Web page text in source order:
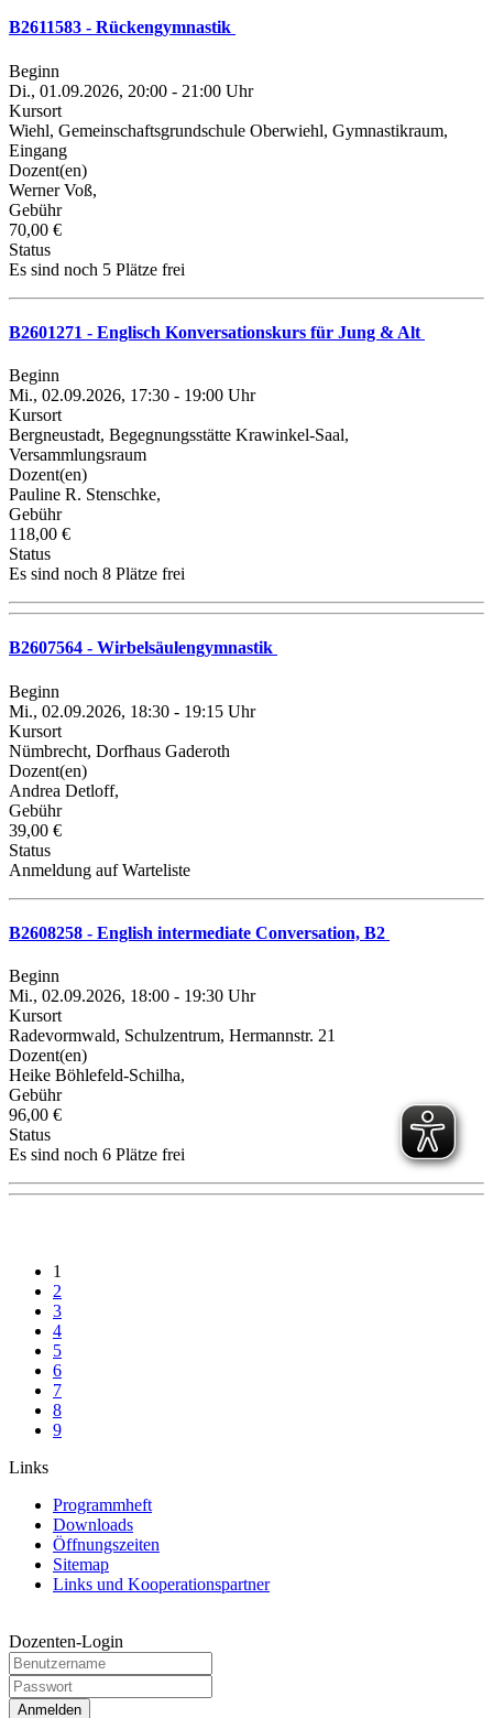
B2611583 - Rückengymnastik
Beginn
Di., 01.09.2026, 20:00 - 21:00 Uhr
Kursort
Wiehl, Gemeinschaftsgrundschule Oberwiehl, Gymnastikraum,
Eingang
Dozent(en)
Werner Voß,
Gebühr
70,00 €
Status
Es sind noch 5 Plätze frei
B2601271 - Englisch Konversationskurs für Jung & Alt
Beginn
Mi., 02.09.2026, 17:30 - 19:00 Uhr
Kursort
Bergneustadt, Begegnungsstätte Krawinkel-Saal,
Versammlungsraum
Dozent(en)
Pauline R. Stenschke,
Gebühr
118,00 €
Status
Es sind noch 8 Plätze frei
B2607564 - Wirbelsäulengymnastik
Beginn
Mi., 02.09.2026, 18:30 - 19:15 Uhr
Kursort
Nümbrecht, Dorfhaus Gaderoth
Dozent(en)
Andrea Detloff,
Gebühr
39,00 €
Status
Anmeldung auf Warteliste
B2608258 - English intermediate Conversation, B2
Beginn
Mi., 02.09.2026, 18:00 - 19:30 Uhr
Kursort
Radevormwald, Schulzentrum, Hermannstr. 21
Dozent(en)
Heike Böhlefeld-Schilha,
Gebühr
96,00 €
Status
Es sind noch 6 Plätze frei
1
2
3
4
5
6
7
8
9
Links
Programmheft
Downloads
Öffnungszeiten
Sitemap
Links und Kooperationspartner
Dozenten-Login
Anmelden